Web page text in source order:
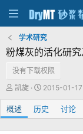
学术研究
粉煤灰的活化研
没有下载权限
作
凯旋
创
日
期
2015-01-17
概述 历史 讨论